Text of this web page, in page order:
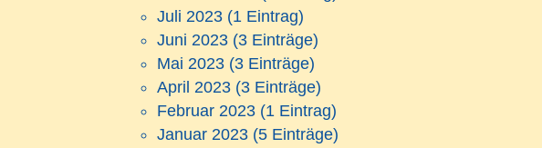
Juli 2023 (1 Eintrag)
Juni 2023 (3 Einträge)
Mai 2023 (3 Einträge)
April 2023 (3 Einträge)
Februar 2023 (1 Eintrag)
Januar 2023 (5 Einträge)